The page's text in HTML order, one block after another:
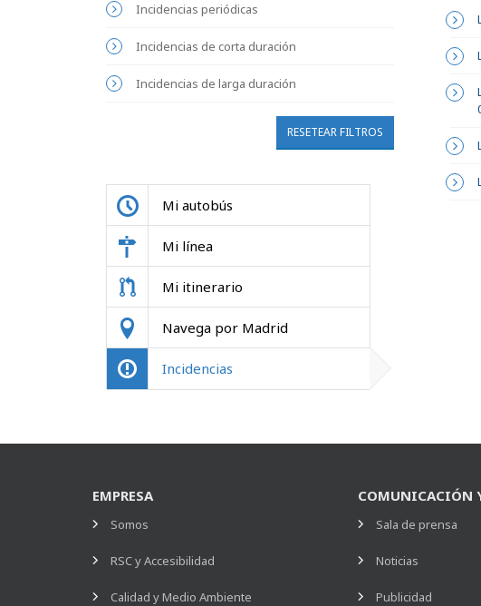
Incidencias periódicas
Incidencias de corta duración
Incidencias de larga duración
RESETEAR FILTROS
Mi autobús
Mi línea
Mi itinerario
Navega por Madrid
Incidencias
EMPRESA
Somos
RSC y Accesibilidad
Calidad y Medio Ambiente
COMUNICACIÓN
Sala de prensa
Noticias
Publicidad